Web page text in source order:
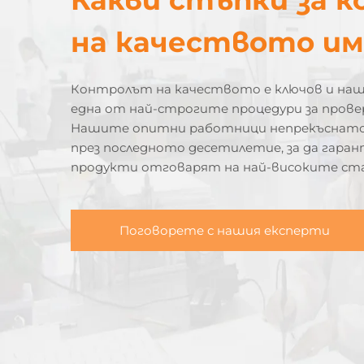
на качеството
Контролът на качеството е ключов и
една от най-строгите процедури за
Нашите опитни работници
през последното десетилетие, за да
продукти отговарят на най-високите
Поговорете с нашия експерти